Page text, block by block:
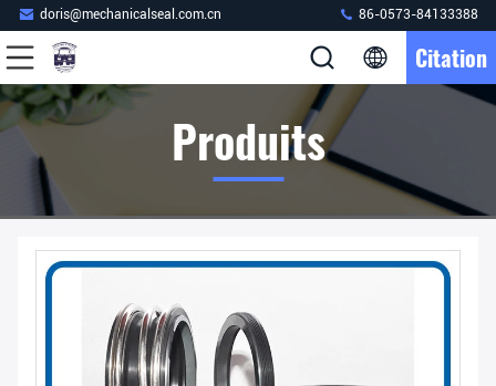
doris@mechanicalseal.com.cn 86-0573-84133388
Citation
Produits